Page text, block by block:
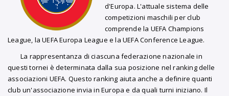
d'Europa. L'attuale sistema delle
competizioni maschili per club
comprende la UEFA Champions
League, la UEFA Europa League e la UEFA Conference League.
La rappresentanza di ciascuna federazione nazionale in
questi tornei è determinata dalla sua posizione nel ranking delle
associazioni UEFA. Questo ranking aiuta anche a definire quanti
club un'associazione invia in Europa e da quali turni iniziano. Il